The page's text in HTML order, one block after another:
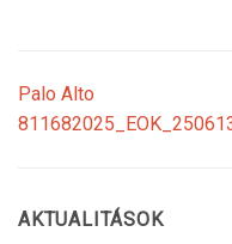
Palo Alto
AKTUALITÁSOK